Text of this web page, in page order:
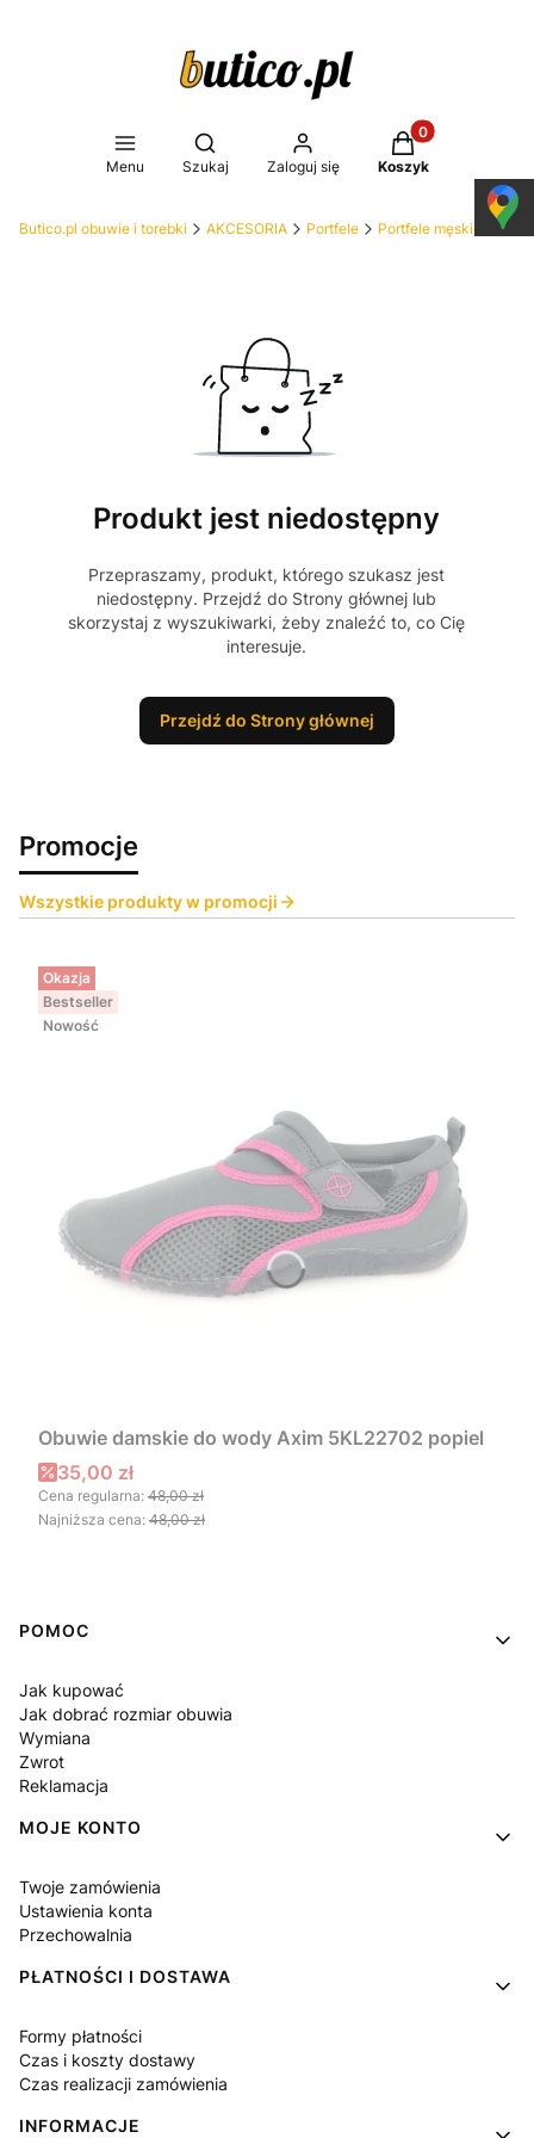
Menu
Otwórz wyszukiwarkę
Szukaj Zaloguj się
Produkty w
Koszyk
Butico.pl obuwie i torebki AKCESORIA Portfele Portfele męskie
Produkt jest niedostępny
Przepraszamy, produkt, którego szukasz jest
niedostępny. Przejdź do Strony głównej lub
skorzystaj z wyszukiwarki, żeby znaleźć to, co Cię
interesuje.
Przejdź do Strony głównej
Promocje
Wszystkie produkty w promocji
Okazja
Bestseller
Nowość
Obuwie damskie do wody Axim 5KL22702 popiel
Cena promocyjna
35,00 zł
Cena regularna: 48,00 zł
Najniższa cena: 48,00 zł
Linki w stopce
POMOC
Jak kupować
Jak dobrać rozmiar obuwia
Wymiana
Zwrot
Reklamacja
MOJE KONTO
Twoje zamówienia
Ustawienia konta
Przechowalnia
PŁATNOŚCI I DOSTAWA
Formy płatności
Czas i koszty dostawy
Czas realizacji zamówienia
INFORMACJE